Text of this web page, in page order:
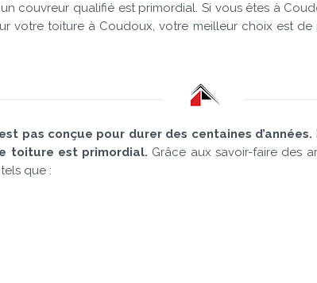
un couvreur qualifié est primordial. Si vous êtes à
votre toiture à Coudoux, votre meilleur choix est
pas conçue pour durer des centaines d’années.
toiture est primordial. Grâce aux savoir-faire des
que :